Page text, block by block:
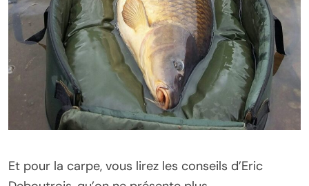
Et pour la carpe, vous lirez les conseils d’Eric